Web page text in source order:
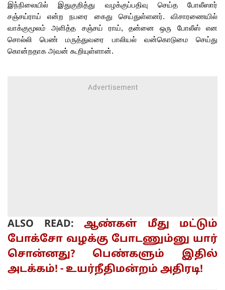
இந்நிலையில் இதுகுறித்து வழக்குப்பதிவு செய்த போலீஸார்
சஞ்சய்ராய் என்ற நபரை கைது செய்துள்ளனர். விசாரணையில்
வாக்குமூலம் அளித்த சஞ்சய் ராய், தன்னை ஒரு போலீஸ் என
சொல்லி பெண் மருத்துவரை பாலியல் வன்கொடுமை செய்து
கொன்றதாக அவன் கூறியுள்ளான்.
ALSO READ: ஆண்கள் மீது மட்டும்
போக்சோ வழக்கு போடணும்னு யார்
சொன்னது? பெண்களும் இதில்
அடக்கம்! - உயர்நீதிமன்றம் அதிரடி!